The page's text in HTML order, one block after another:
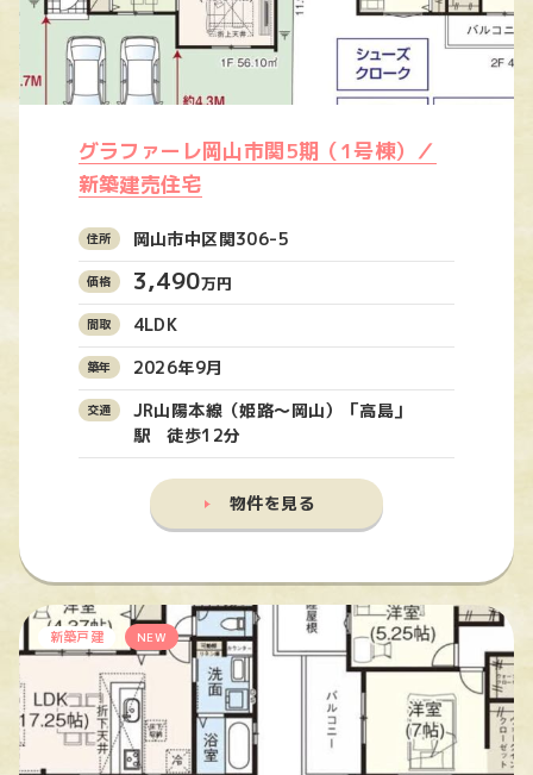
グラファーレ岡山市関5期（1号棟）／
新築建売住宅
岡山市中区関306-5
3,490万円
4LDK
2026年9月
JR山陽本線（姫路〜岡山）「高島」
駅 徒歩12分
物件を見る
新築戸建 NEW